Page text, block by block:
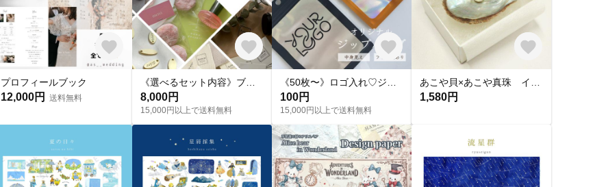
プロフィールブック
12,000円 送料無料 8,000円
15,000円以上で送料無料
100円
15,000円以上で送料無料
1,580円